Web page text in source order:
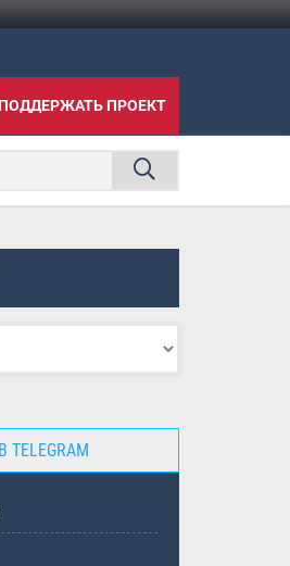
ПОДДЕРЖАТЬ ПРОЕКТ